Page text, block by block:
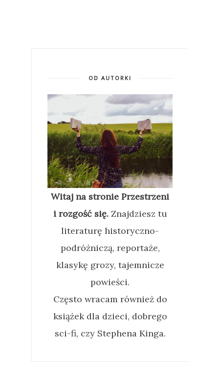
OD AUTORKI
Witaj na stronie Przestrzeni
i rozgość się. Znajdziesz tu
literaturę historyczno-
podróżniczą, reportaże,
klasykę grozy, tajemnicze
powieści.
Często wracam również do
książek dla dzieci, dobrego
sci-fi, czy Stephena Kinga.